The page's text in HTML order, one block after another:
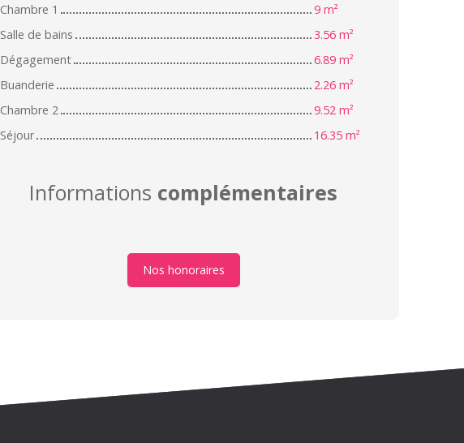
Chambre 1
9 m²
Salle de bains
3.56 m²
Dégagement
6.89 m²
Buanderie
2.26 m²
Chambre 2
9.52 m²
Séjour
16.35 m²
Informations complémentaires
Nos honoraires